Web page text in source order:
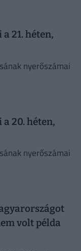
21. héten,
nyerőszámai
20. héten,
nyerőszámai
volt példa